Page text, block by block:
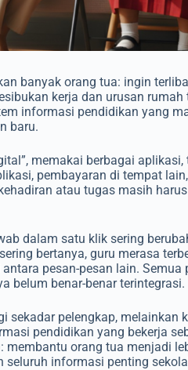
banyak orang tua: ingin
kerja dan urusan
informasi pendidikan yang
baru.
memakai berbagai
pembayaran di tempat
atau tugas masih
dalam satu klik sering
bertanya, guru merasa
pesan-pesan lain. Semua
belum benar-benar terintegrasi.
pelengkap, melainkan
pendidikan yang bekerja
membantu orang tua menjadi
informasi penting